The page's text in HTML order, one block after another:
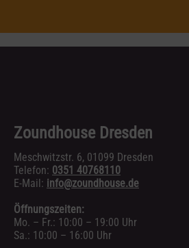
Zoundhouse Dresden
Meschwitzstr. 6, 01099 Dresden
Telefon: 0351 40768110
E-Mail: info@zoundhouse.de
Öffnungszeiten:
Mo. – Fr.: 10:00 – 19:00 Uhr
Sa.: 10:00 – 16:00 Uhr